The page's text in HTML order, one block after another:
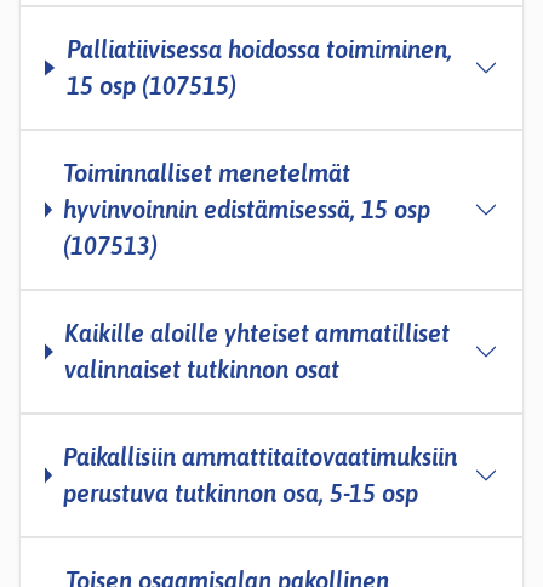
Palliatiivisessa hoidossa toimiminen,
15 osp (107515)
Toiminnalliset menetelmät
hyvinvoinnin edistämisessä, 15 osp
(107513)
Kaikille aloille yhteiset ammatilliset
valinnaiset tutkinnon osat
Paikallisiin ammattitaitovaatimuksiin
perustuva tutkinnon osa, 5-­15 osp
Toisen osaamisalan pakollinen